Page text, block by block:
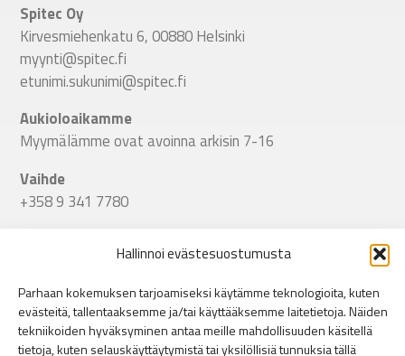
Hallinnoi evästesuostumusta
Parhaan kokemuksen tarjoamiseksi käytämme teknologioita, kuten
evästeitä, tallentaaksemme ja/tai käyttääksemme laitetietoja. Näiden
tekniikoiden hyväksyminen antaa meille mahdollisuuden käsitellä
tietoja, kuten selauskäyttäytymistä tai yksilöllisiä tunnuksia tällä
Spitec Oy
Kirvesmiehenkatu 6, 00880 Helsinki
myynti@spitec.fi
etunimi.sukunimi@spitec.fi
Aukioloaikamme
Myymälämme ovat avoinna arkisin 7-16
Vaihde
+358 9 341 7780
Linkki Spitecin Instagramiin Linkki Spitecin Facebookkiin LinkedIn
Helsinki
Puusepänkatu 9, 00880 Helsinki»